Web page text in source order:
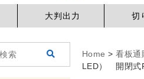
大判出力 切
Home > 看板通
LED） 開閉式